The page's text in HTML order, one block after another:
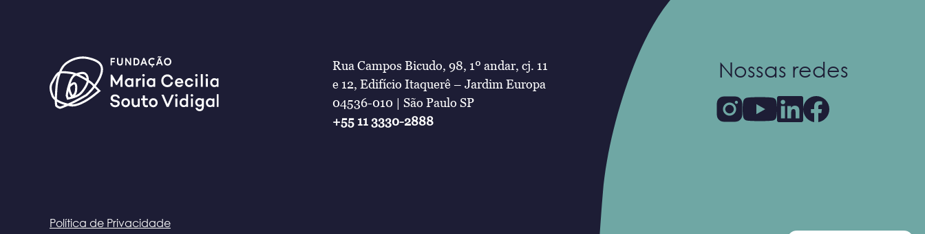
Rua Campos Bicudo, 98, 1º andar, cj. 11
e 12, Edifício Itaquerê – Jardim Europa
04536-010 | São Paulo SP
+55 11 3330-2888
Nossas redes
Política de Privacidade